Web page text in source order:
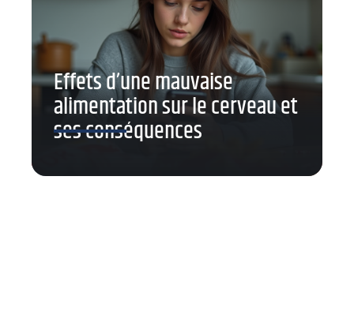
Effets d’une mauvaise
alimentation sur le cerveau et
ses conséquences